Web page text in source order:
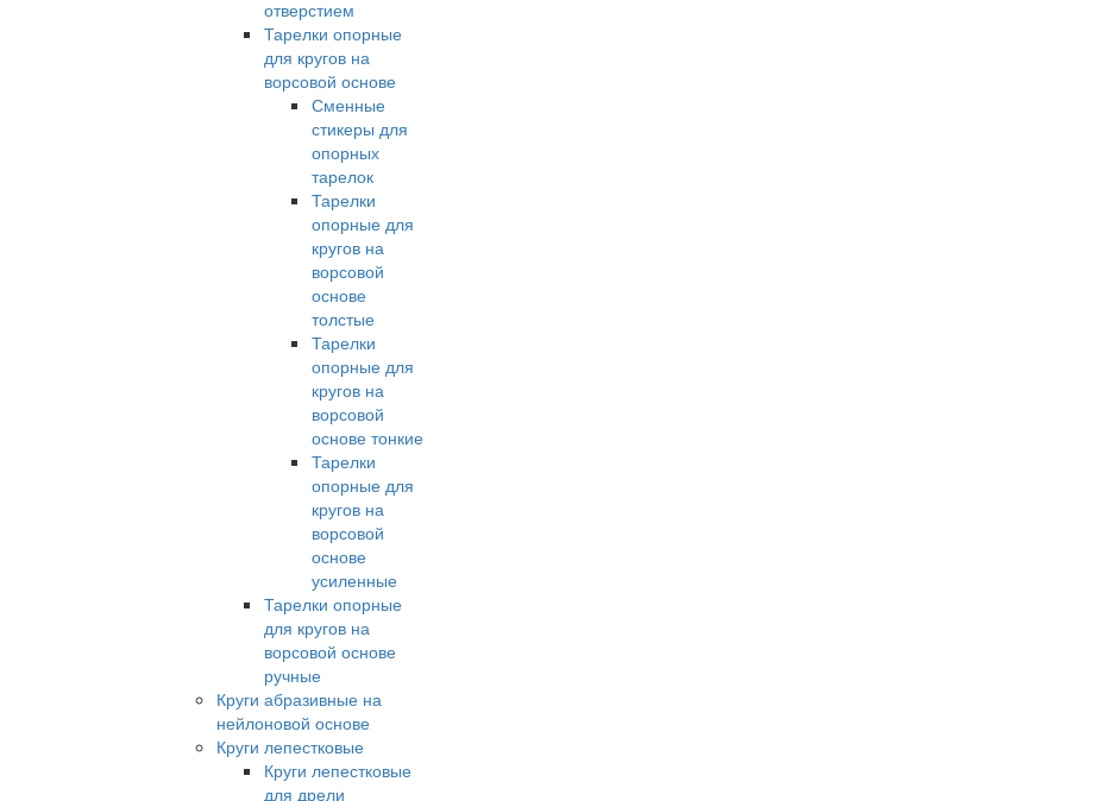
отверстием
Тарелки опорные
для кругов на
ворсовой основе
Сменные
стикеры для
опорных
тарелок
Тарелки
опорные для
кругов на
ворсовой
основе
толстые
Тарелки
опорные для
кругов на
ворсовой
основе тонкие
Тарелки
опорные для
кругов на
ворсовой
основе
усиленные
Тарелки опорные
для кругов на
ворсовой основе
ручные
Круги абразивные на
нейлоновой основе
Круги лепестковые
Круги лепестковые
для дрели